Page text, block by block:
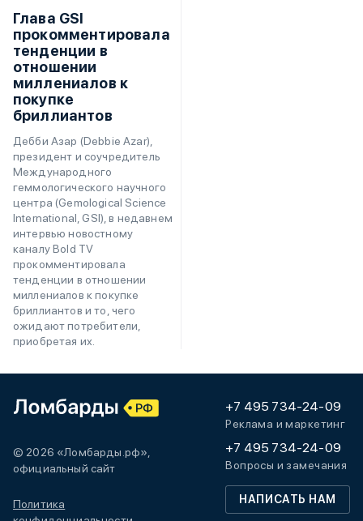
Глава GSI
прокомментировала
тенденции в
отношении
миллениалов к
покупке
бриллиантов
Дебби Азар (Debbie Azar),
президент и соучредитель
Международного
геммологического научного
центра (Gemological Science
International, GSI), в недавнем
интервью новостному
каналу Bold TV
прокомментировала
тенденции в отношении
миллениалов к покупке
бриллиантов и то, чего
ожидают потребители,
приобретая их.
© 2026 «Ломбарды.рф»,
официальный сайт
Политика
+7 495 734-24-09
Реклама и маркетинг
+7 495 734-24-09
Вопросы и замечания
НАПИСАТЬ НАМ